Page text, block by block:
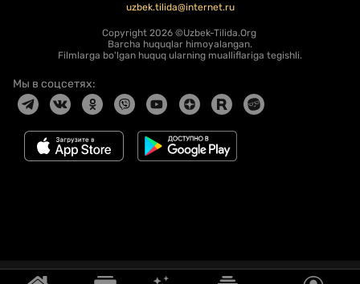
uzbek.tilida@internet.ru
Copyright 2026 ©Uzbek-Tilida.Org
Barcha huquqlar himoyalangan.
Filmlarga bo'lgan huquq ularning mualliflariga tegishli.
Мы в соцсетях: